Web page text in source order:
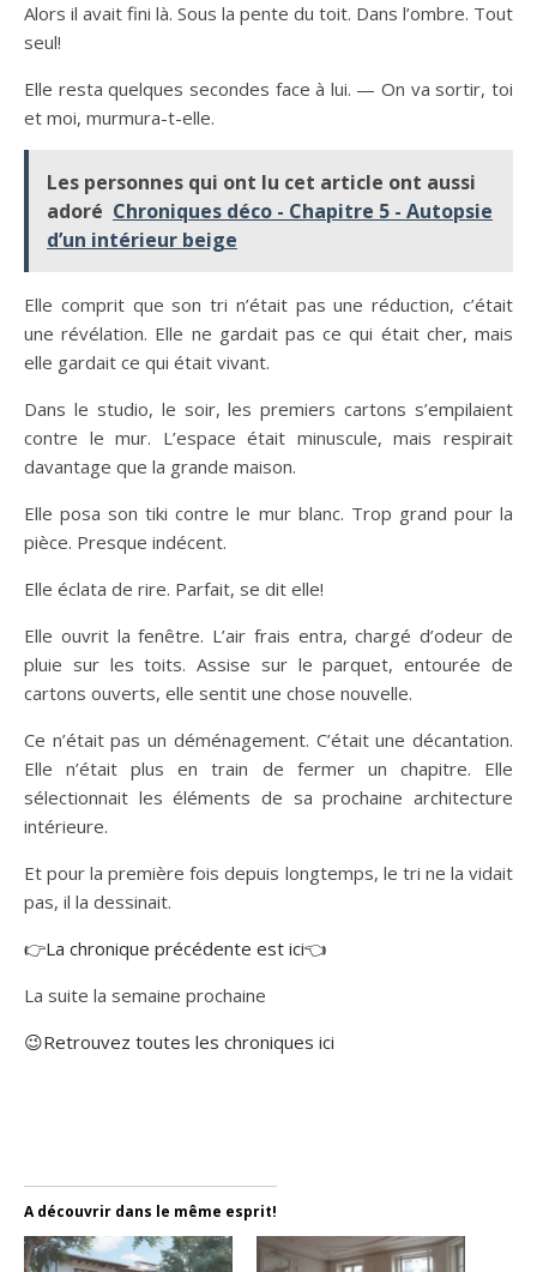
Alors il avait fini là. Sous la pente du toit. Dans l’ombre. Tout
seul!
Elle resta quelques secondes face à lui. — On va sortir, toi
et moi, murmura-t-elle.
Les personnes qui ont lu cet article ont aussi
adoré Chroniques déco - Chapitre 5 - Autopsie
d’un intérieur beige
Elle comprit que son tri n’était pas une réduction, c’était
une révélation. Elle ne gardait pas ce qui était cher, mais
elle gardait ce qui était vivant.
Dans le studio, le soir, les premiers cartons s’empilaient
contre le mur. L’espace était minuscule, mais respirait
davantage que la grande maison.
Elle posa son tiki contre le mur blanc. Trop grand pour la
pièce. Presque indécent.
Elle éclata de rire. Parfait, se dit elle!
Elle ouvrit la fenêtre. L’air frais entra, chargé d’odeur de
pluie sur les toits. Assise sur le parquet, entourée de
cartons ouverts, elle sentit une chose nouvelle.
Ce n’était pas un déménagement. C’était une décantation.
Elle n’était plus en train de fermer un chapitre. Elle
sélectionnait les éléments de sa prochaine architecture
intérieure.
Et pour la première fois depuis longtemps, le tri ne la vidait
pas, il la dessinait.
👉La chronique précédente est ici👈
La suite la semaine prochaine
😉Retrouvez toutes les chroniques ici
A découvrir dans le même esprit!